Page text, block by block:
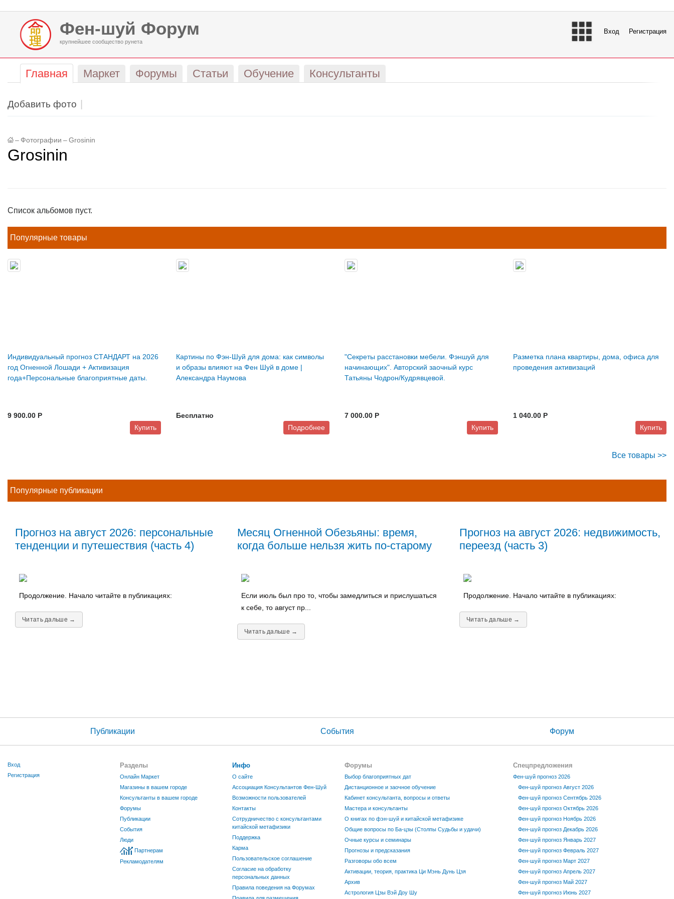
Фен-шуй Форум
крупнейшее сообщество рунета
Вход Регистрация
Главная Маркет Форумы Статьи Обучение Консультанты
Добавить фото
– Фотографии – Grosinin
Grosinin
Список альбомов пуст.
Популярные товары
Индивидуальный прогноз СТАНДАРТ на 2026
год Огненной Лошади + Активизация
года+Персональные благоприятные даты.
9 900.00 P
Купить
Картины по Фэн-Шуй для дома: как символы
и образы влияют на Фен Шуй в доме |
Александра Наумова
Бесплатно
Подробнее
"Секреты расстановки мебели. Фэншуй для
начинающих". Авторский заочный курс
Татьяны Чодрон/Кудрявцевой.
7 000.00 P
Купить
Разметка плана квартиры, дома, офиса для
проведения активизаций
1 040.00 P
Купить
Все товары >>
Популярные публикации
Прогноз на август 2026: персональные
тенденции и путешествия (часть 4)
Продолжение. Начало читайте в публикациях:
Читать дальше →
Месяц Огненной Обезьяны: время,
когда больше нельзя жить по-старому
Если июль был про то, чтобы замедлиться и прислушаться
к себе, то август пр...
Читать дальше →
Прогноз на август 2026: недвижимость,
переезд (часть 3)
Продолжение. Начало читайте в публикациях:
Читать дальше →
Публикации События Форум
Вход
Регистрация
Разделы
Онлайн Маркет
Магазины в вашем городе
Консультанты в вашем городе
Форумы
Публикации
События
Люди
Партнерам
Рекламодателям
Инфо
О сайте
Ассоциация Консультантов Фен-Шуй
Возможности пользователей
Контакты
Сотрудничество с консультантами
китайской метафизики
Поддержка
Карма
Пользовательское соглашение
Согласие на обработку
персональных данных
Правила поведения на Форумах
Правила для размещения
Форумы
Выбор благоприятных дат
Дистанционное и заочное обучение
Кабинет консультанта, вопросы и ответы
Мастера и консультанты
О книгах по фэн-шуй и китайской метафизике
Общие вопросы по Ба-цзы (Столпы Судьбы и удачи)
Очные курсы и семинары
Прогнозы и предсказания
Разговоры обо всем
Активации, теория, практика Ци Мэнь Дунь Цзя
Архив
Астрология Цзы Вэй Доу Шу
Спецпредложения
Фен-шуй прогноз 2026
Фен-шуй прогноз Август 2026
Фен-шуй прогноз Сентябрь 2026
Фен-шуй прогноз Октябрь 2026
Фен-шуй прогноз Ноябрь 2026
Фен-шуй прогноз Декабрь 2026
Фен-шуй прогноз Январь 2027
Фен-шуй прогноз Февраль 2027
Фен-шуй прогноз Март 2027
Фен-шуй прогноз Апрель 2027
Фен-шуй прогноз Май 2027
Фен-шуй прогноз Июнь 2027